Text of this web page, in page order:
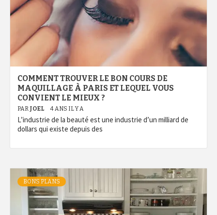
COMMENT TROUVER LE BON COURS DE
MAQUILLAGE À PARIS ET LEQUEL VOUS
CONVIENT LE MIEUX ?
PAR JOEL 4 ANS IL Y A
L’industrie de la beauté est une industrie d’un milliard de
dollars qui existe depuis des
BONS PLANS